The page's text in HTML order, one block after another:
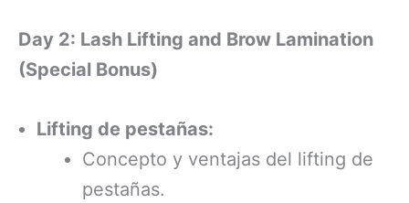
Day 2: Lash Lifting and Brow Lamination
(Special Bonus)
Lifting de pestañas:
Concepto y ventajas del lifting de
pestañas.